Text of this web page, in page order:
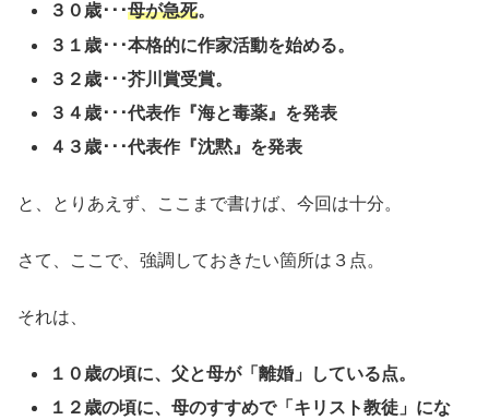
３０歳･･･母が急死。
３１歳･･･本格的に作家活動を始める。
３２歳･･･芥川賞受賞。
３４歳･･･代表作『海と毒薬』を発表
４３歳･･･代表作『沈黙』を発表
と、とりあえず、ここまで書けば、今回は十分。
さて、ここで、強調しておきたい箇所は３点。
それは、
１０歳の頃に、父と母が「離婚」している点。
１２歳の頃に、母のすすめで「キリスト教徒」にな